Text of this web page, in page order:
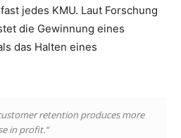
jedes KMU. Laut Forschung
die Gewinnung eines
das Halten eines
retention produces more
in profit.“